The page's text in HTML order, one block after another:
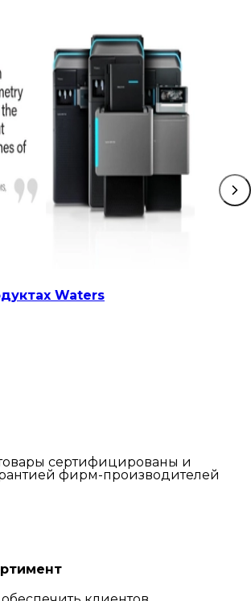
Waters
сертифицированы и
фирм-производителей